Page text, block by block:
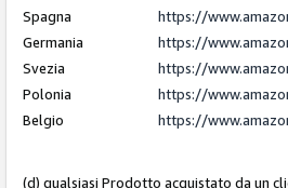
Spagna
https://
Germania
https://
Svezia
https://
Polonia
https://
Belgio
https://
(d) qualsiasi Prodotto acquistato da un